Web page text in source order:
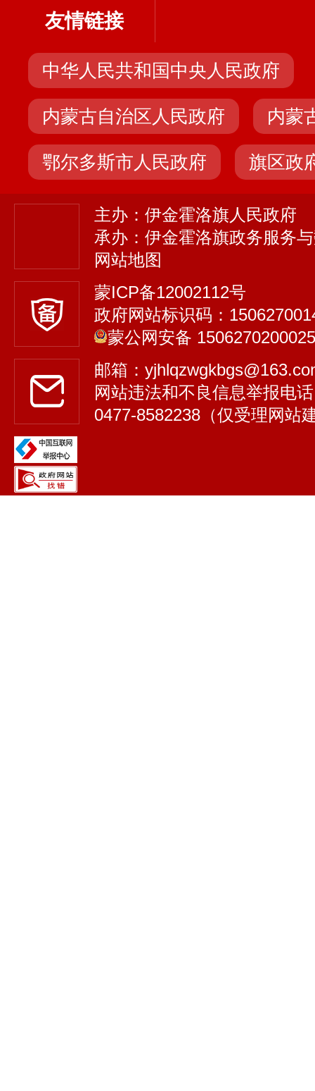
友情链接
中华人民共和国中央人民政府
内蒙古自治区人民政府 内蒙
鄂尔多斯市人民政府 旗区政
主办：伊金霍洛旗人民政府
承办：伊金霍洛旗政务服务
网站地图
蒙ICP备12002112号
政府网站标识码：
蒙公网安备
邮箱：
网站违法和不良信息举报电
0477-8582238（仅受理网站